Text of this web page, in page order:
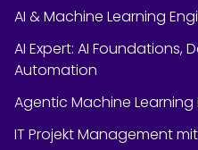
AI & Machine Learning
AI Expert: AI Foundations,
Automation
Agentic Machine Learning
IT Projekt Management mit